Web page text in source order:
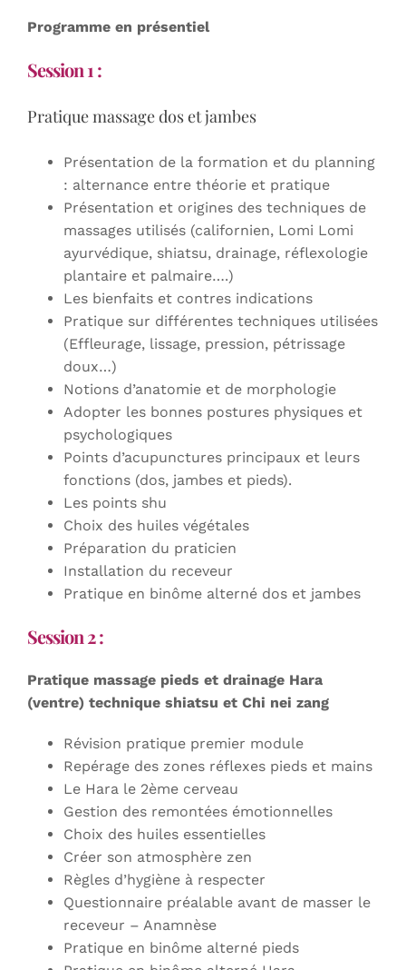
Programme en présentiel
Session 1 :
Pratique massage dos et jambes
Présentation de la formation et du planning
: alternance entre théorie et pratique
Présentation et origines des techniques de
massages utilisés (californien, Lomi Lomi
ayurvédique, shiatsu, drainage, réflexologie
plantaire et palmaire….)
Les bienfaits et contres indications
Pratique sur différentes techniques utilisées
(Effleurage, lissage, pression, pétrissage
doux…)
Notions d’anatomie et de morphologie
Adopter les bonnes postures physiques et
psychologiques
Points d’acupunctures principaux et leurs
fonctions (dos, jambes et pieds).
Les points shu
Choix des huiles végétales
Préparation du praticien
Installation du receveur
Pratique en binôme alterné dos et jambes
Session 2 :
Pratique massage pieds et drainage Hara
(ventre) technique shiatsu et Chi nei zang
Révision pratique premier module
Repérage des zones réflexes pieds et mains
Le Hara le 2ème cerveau
Gestion des remontées émotionnelles
Choix des huiles essentielles
Créer son atmosphère zen
Règles d’hygiène à respecter
Questionnaire préalable avant de masser le
receveur – Anamnèse
Pratique en binôme alterné pieds